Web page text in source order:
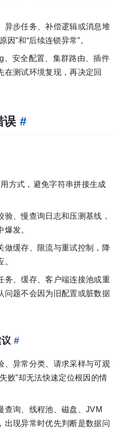
异步任务、补偿逻辑或消息堆
因”和“后续连锁异常”。
、安全配置、集群路由、插件
在测试环境复现，再决定回
误 #
方式，避免字符串拼接生成
验、慢查询日志和压测基线，
发。
做缓存、限流与重试控制，降
务、缓存、客户端连接池或重
问题不会因为旧配置或脏数据
#
、异常分类、请求采样与可观
败”却无法快速定位根因的情
查询、线程池、磁盘、JVM
出现异常时优先判断是数据问